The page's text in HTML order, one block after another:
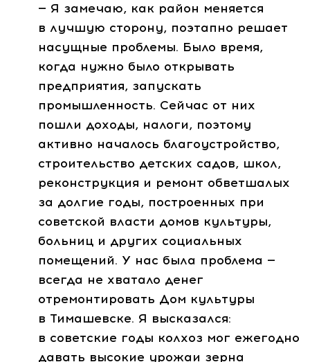
— Я замечаю, как район меняется
в лучшую сторону, поэтапно решает
насущные проблемы. Было время,
когда нужно было открывать
предприятия, запускать
промышленность. Сейчас от них
пошли доходы, налоги, поэтому
активно началось благоустройство,
строительство детских садов, школ,
реконструкция и ремонт обветшалых
за долгие годы, построенных при
советской власти домов культуры,
больниц и других социальных
помещений. У нас была проблема —
всегда не хватало денег
отремонтировать Дом культуры
в Тимашевске. Я высказался:
в советские годы колхоз мог ежегодно
давать высокие урожаи зерна